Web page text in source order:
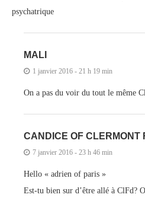
psychatrique
MALI
1 janvier 2016 - 21 h 19 min
On a pas du voir du tout le même
CANDICE OF CLERMONT
7 janvier 2016 - 23 h 46 min
Hello « adrien of paris »
Est-tu bien sur d’être allé à ClFd?